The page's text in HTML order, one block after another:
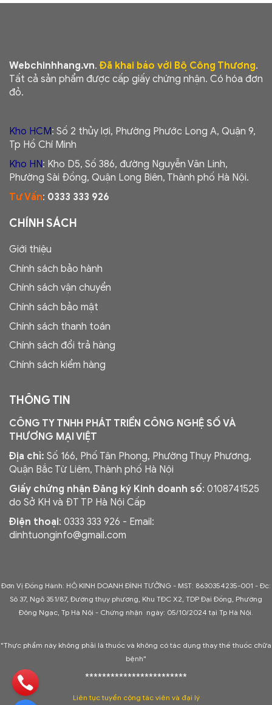
Webchinhhang.vn. Đã khai báo với Bộ Công Thương.
Tất cả sản phẩm được cấp giấy chứng nhận. Có hóa đơn
đỏ.
Kho HCM: Số 2 thủy lợi, Phường Phước Long A, Quận 9,
Tp Hồ Chí Minh
Kho HN: Kho D5, Số 386, đường Nguyễn Văn Linh,
Phường Sài Đồng, Quận Long Biên, Thành phố Hà Nội.
Tư Vấn: 0333 333 926
CHÍNH SÁCH
Giới thiệu
Chính sách bảo hành
Chính sách vận chuyển
Chính sách bảo mật
Chính sách thanh toán
Chính sách đổi trả hàng
Chính sách kiểm hàng
THÔNG TIN
CÔNG TY TNHH PHÁT TRIỂN CÔNG NGHỆ SỐ VÀ
THƯƠNG MẠI VIỆT
Địa chỉ: Số 166, Phố Tân Phong, Phường Thụy Phương,
Quận Bắc Từ Liêm, Thành phố Hà Nội
Giấy chứng nhận Đăng ký Kinh doanh số: 0108741525
do Sở KH và ĐT TP Hà Nội Cấp
Điện thoại: 0333 333 926 - Email:
dinhtuonginfo@gmail.com
Đơn Vị Đồng Hành: HỘ KINH DOANH ĐÌNH TƯỞNG - MST: 8630354235-001 - Đc:
Sô 37, Ngõ 351/87, Đường thụy phương, Khu TĐC X2, TDP Đại Đồng, Phường
Đông Ngạc, Tp Hà Nội - Chứng nhận ngày: 05/10/2024 tại Tp Hà Nội.
"Thực phẩm này không phải là thuốc và không có tác dụng thay thế thuốc chữa
bệnh"
************************
Liên tục tuyển cộng tác viên và đại lý